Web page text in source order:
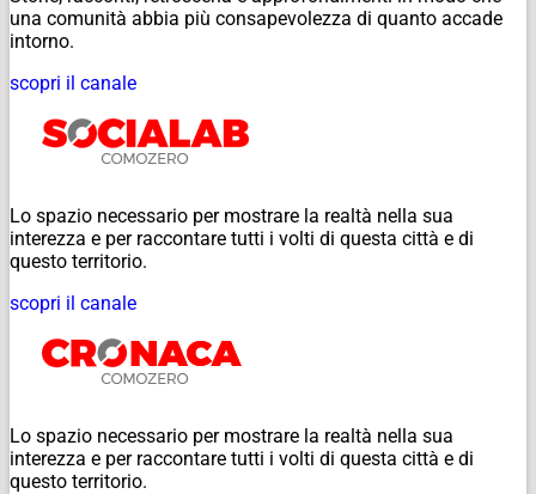
una comunità abbia più consapevolezza di quanto accade
intorno.
scopri il canale
Lo spazio necessario per mostrare la realtà nella sua
interezza e per raccontare tutti i volti di questa città e di
questo territorio.
scopri il canale
Lo spazio necessario per mostrare la realtà nella sua
interezza e per raccontare tutti i volti di questa città e di
questo territorio.